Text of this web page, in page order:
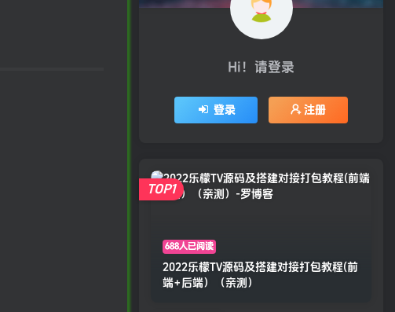
Hi！请登录
登录 注册
688人已阅读
2022乐檬TV源码及搭建对接打包教程(前
端+后端）（亲测）
TOP1